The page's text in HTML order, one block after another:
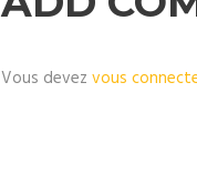
Vous devez vous